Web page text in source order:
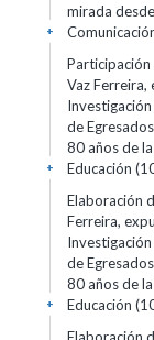
mirada
+
Participación
Vaz Ferreira,
de
80 años de
Educación
+
Elaboración
Ferreira,
de
80 años de
Educación
+